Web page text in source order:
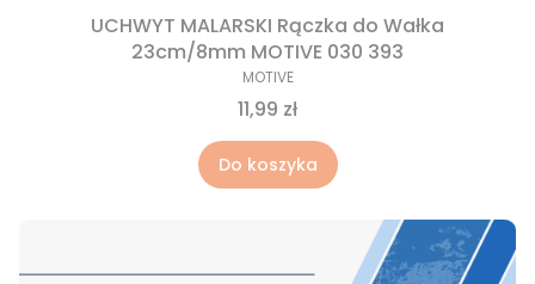
UCHWYT MALARSKI Rączka do Wałka
23cm/8mm MOTIVE 030 393
MOTIVE
11,99 zł
Do koszyka